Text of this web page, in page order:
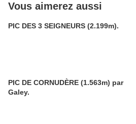
Vous aimerez aussi
PIC DES 3 SEIGNEURS (2.199m).
PIC DE CORNUDÈRE (1.563m) par
Galey.